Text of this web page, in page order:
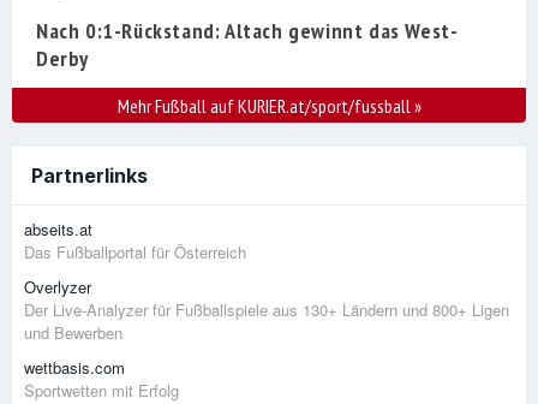
Nach 0:1-Rückstand: Altach gewinnt das West-
Derby
Mehr Fußball auf KURIER.at/sport/fussball»
Partnerlinks
abseits.at
Das Fußballportal für Österreich
Overlyzer
Der Live-Analyzer für Fußballspiele aus 130+ Ländern und 800+ Ligen
und Bewerben
wettbasis.com
Sportwetten mit Erfolg